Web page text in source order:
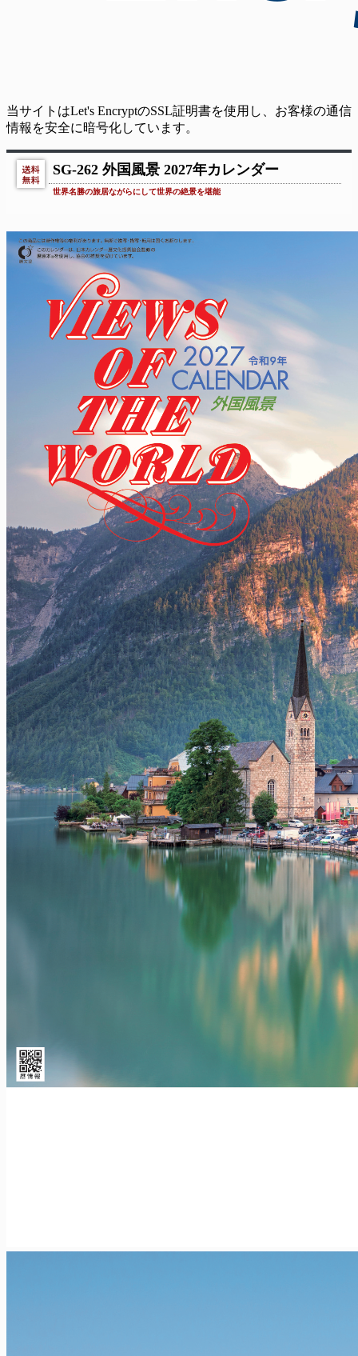
当サイトはLet's EncryptのSSL証明書を使用し、お客様の通信
情報を安全に暗号化しています。
SG-262 外国風景 2027年カレンダー
世界名勝の旅居ながらにして世界の絶景を堪能